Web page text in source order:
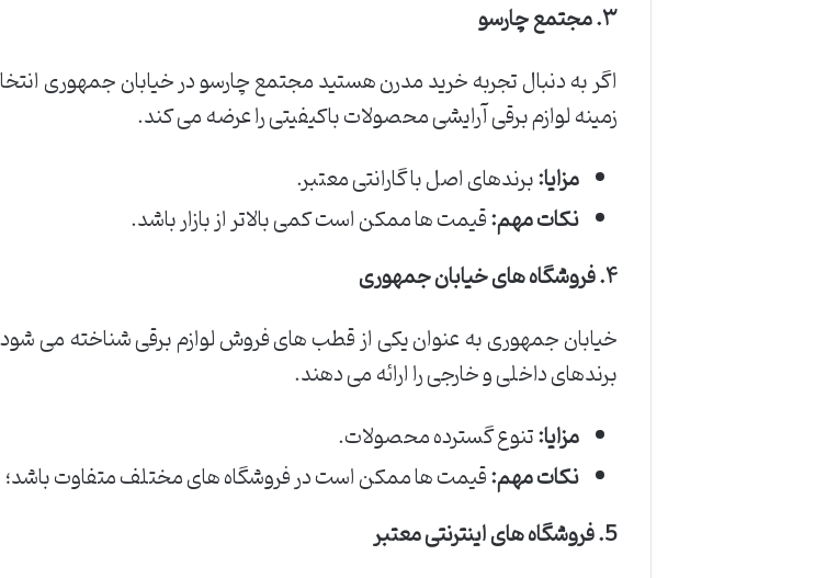
۳. مجتمع چارسو
اگر به دنبال تجربه خرید مدرن هستید مجتمع چارسو در خیابان جمهوری
زمینه لوازم برقی آرایشی محصولات باکیفیتی را عرضه می کند.
مزایا:برندهای اصل با گارانتی معتبر.
نکات مهم:قیمت ها ممکن است کمی بالاتر از بازار باشد.
۴. فروشگاه های خیابان جمهوری
خیابان جمهوری به عنوان یکی از قطب های فروش لوازم برقی شناخته می
برندهای داخلی و خارجی را ارائه می دهند.
مزایا:تنوع گسترده محصولات.
نکات مهم:قیمت ها ممکن است در فروشگاه های مختلف متفاوت باشد؛
5. فروشگاه های اینترنتی معتبر